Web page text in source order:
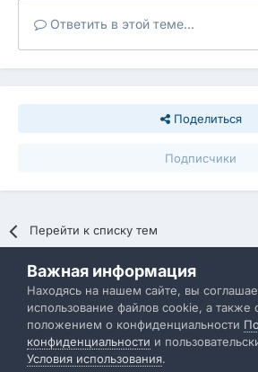
Ответить в этой теме...
Поделиться
Подписчики
Перейти к списку тем
Политика конфиденциальности
IBResource
Powered by Invision
Важная информация
Находясь на нашем сайте, вы
использование файлов cookie, а также
положением о конфиденциальности
конфиденциальности и
Условия использования.